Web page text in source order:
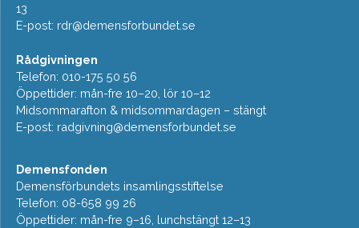
13
E-post: rdr@demensforbundet.se
Rådgivningen
Telefon: 010-175 50 56
Öppettider: mån-fre 10–20, lör 10–12
Midsommarafton & midsommardagen – stängt
E-post: radgivning@demensforbundet.se
Demensfonden
Demensförbundets insamlingsstiftelse
Telefon: 08-658 99 26
Öppettider: mån-fre 9–16, lunchstängt 12–13